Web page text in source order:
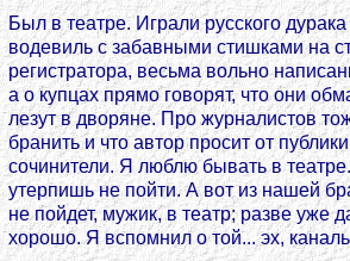
Был в театре. Играли русского
водевиль с забавными стишками на
регистратора, весьма вольно
а о купцах прямо говорят, что они
лезут в дворяне. Про журналистов
бранить и что автор просит от
сочинители. Я люблю бывать в
утерпишь не пойти. А вот из нашей
не пойдет, мужик, в театр; разве уже
хорошо. Я вспомнил о той... эх,